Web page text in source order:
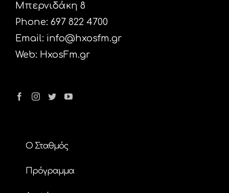
Μπερνιδάκη 8
Phone: 697 822 4700
Email: info@hxosfm.gr
Web: HxosFm.gr
Ο Σταθμός
Πρόγραμμα